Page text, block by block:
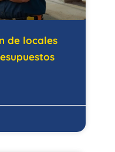
de locales